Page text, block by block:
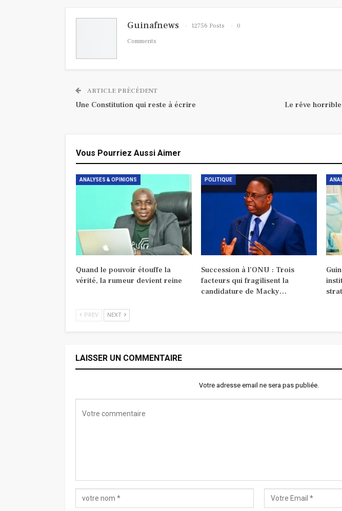
Guinafnews 12756 Posts
0
Comments
ARTICLE PRÉCÉDENT
Une Constitution qui reste à écrire
Le rêve horrible
Vous Pourriez Aussi Aimer
ANALYSES & OPINIONS
Quand le pouvoir étouffe la
vérité, la rumeur devient reine
POLITIQUE
Succession à l’ONU : Trois
facteurs qui fragilisent la
candidature de Macky…
PREV NEXT
LAISSER UN COMMENTAIRE
Votre adresse email ne sera pas publiée.